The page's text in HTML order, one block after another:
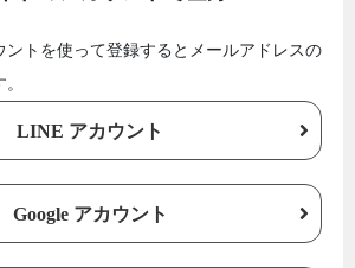
ントを使って登録するとメールアドレスの
LINE アカウント
Google アカウント